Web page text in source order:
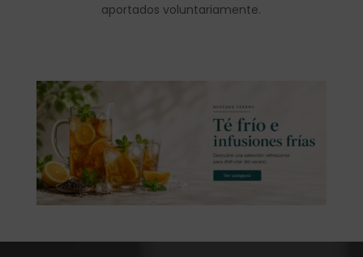
aportados voluntariamente.